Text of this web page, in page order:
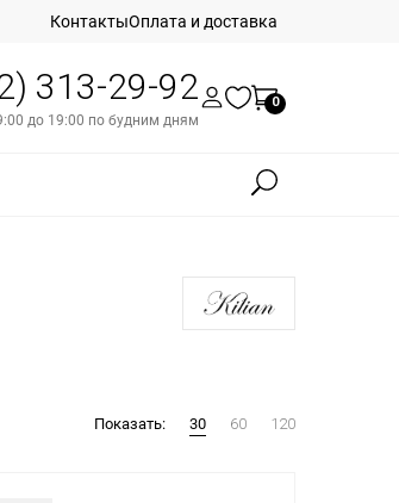
КонтактыОплата и доставка
313-29-92
до 19:00 по будним дням
0
Показать: 30 60 120